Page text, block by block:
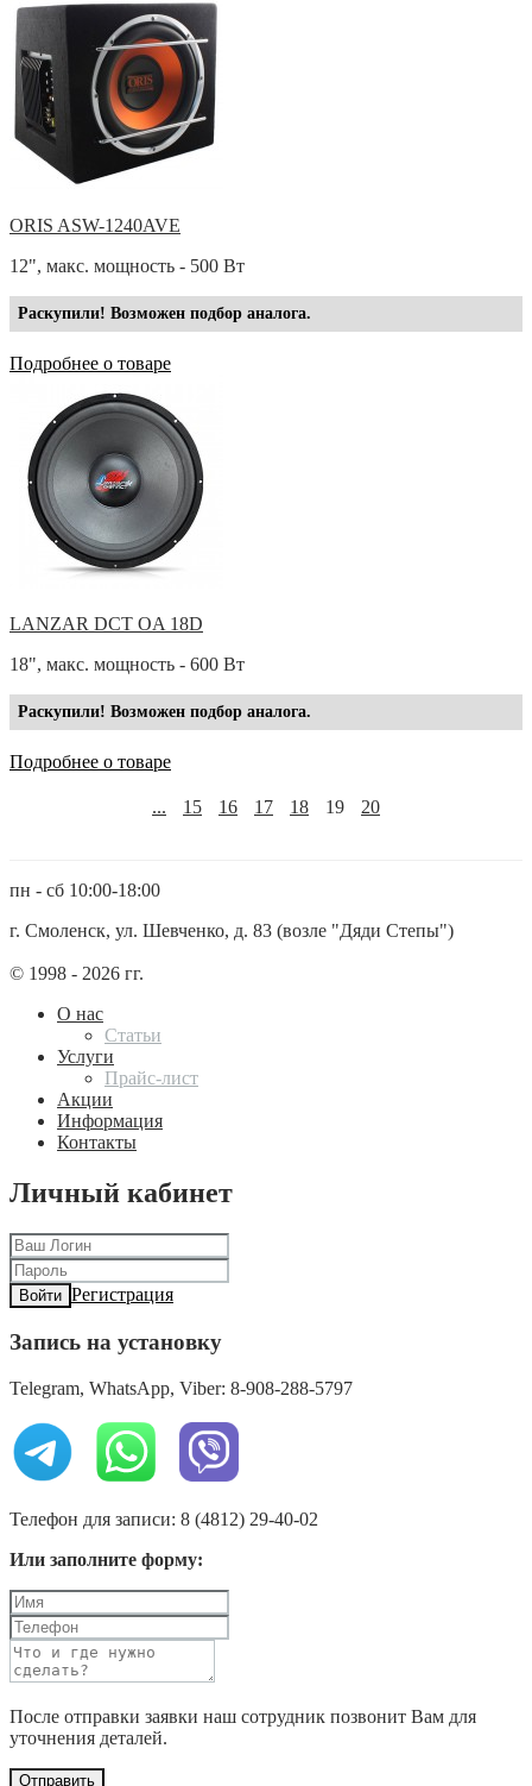
ORIS ASW-1240AVE
12", макс. мощность - 500 Вт
Раскупили! Возможен подбор аналога.
Подробнее о товаре
LANZAR DCT OA 18D
18", макс. мощность - 600 Вт
Раскупили! Возможен подбор аналога.
Подробнее о товаре
... 15 16 17 18 19 20
пн - сб 10:00-18:00
г. Смоленск, ул. Шевченко, д. 83 (возле "Дяди Степы")
© 1998 - 2026 гг.
О нас
Статьи
Услуги
Прайс-лист
Акции
Информация
Контакты
Личный кабинет
Войти Регистрация
Запись на установку
Telegram, WhatsApp, Viber: 8-908-288-5797
Телефон для записи: 8 (4812) 29-40-02
Или заполните форму:
После отправки заявки наш сотрудник позвонит Вам для
уточнения деталей.
Отправить